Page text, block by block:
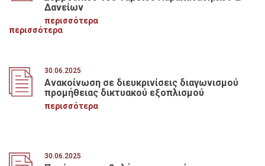
Δανείων
περισσότερα
περισσότερα
30.06.2025
Ανακοίνωση σε διευκρινίσεις διαγωνισμού
προμήθειας δικτυακού εξοπλισμού
περισσότερα
30.06.2025